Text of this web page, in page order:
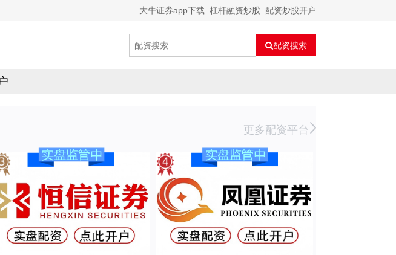
大牛证券app下载_杠杆融资炒股_配资炒股开户
配资搜索
更多配资平台